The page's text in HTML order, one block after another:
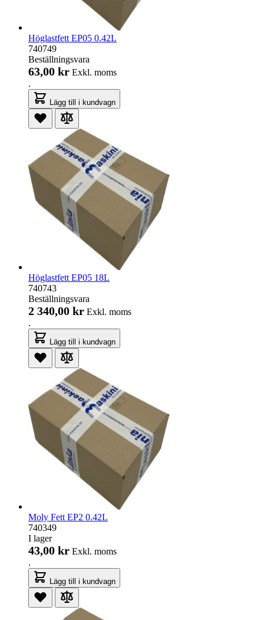
Höglastfett EP05 0.42L
740749
Beställningsvara
63,00 kr Exkl. moms
.
Lägg till i kundvagn
Höglastfett EP05 18L
740743
Beställningsvara
2 340,00 kr Exkl. moms
.
Lägg till i kundvagn
Moly Fett EP2 0.42L
740349
I lager
43,00 kr Exkl. moms
.
Lägg till i kundvagn